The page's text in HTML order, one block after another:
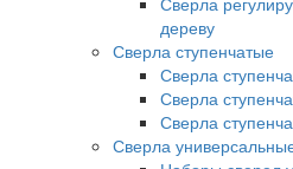
дереву
Сверла ступенчатые
Сверла
Сверла
Сверла
Сверла